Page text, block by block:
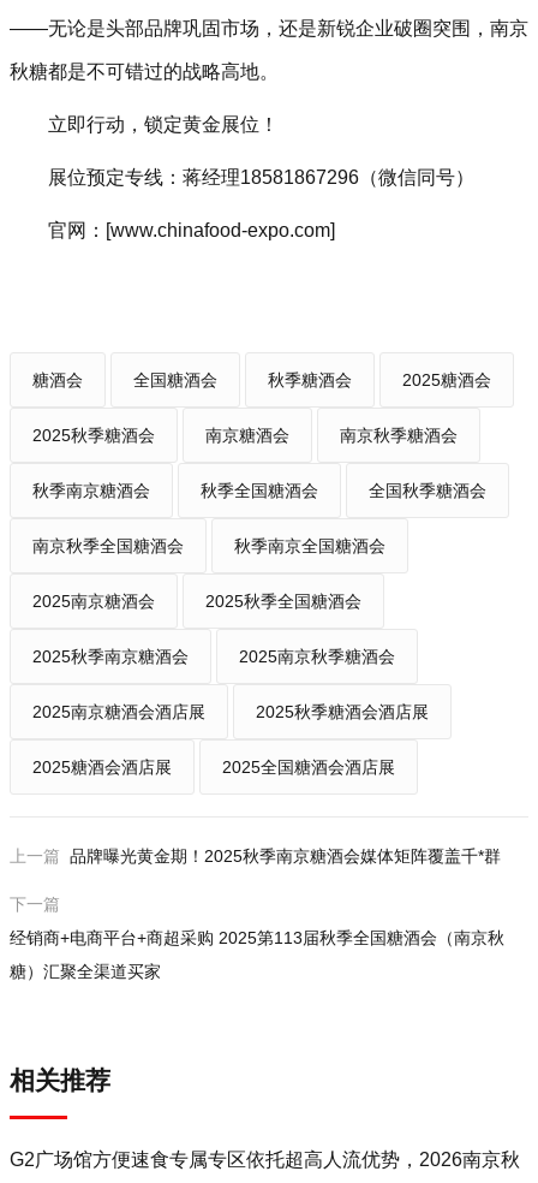
——无论是头部品牌巩固市场，还是新锐企业破圈突围，南京
秋糖都是不可错过的战略高地。
立即行动，锁定黄金展位！
展位预定专线：蒋经理18581867296（微信同号）
官网：[www.chinafood-expo.com]
糖酒会 全国糖酒会 秋季糖酒会 2025糖酒会
2025秋季糖酒会 南京糖酒会 南京秋季糖酒会
秋季南京糖酒会 秋季全国糖酒会 全国秋季糖酒会
南京秋季全国糖酒会 秋季南京全国糖酒会
2025南京糖酒会 2025秋季全国糖酒会
2025秋季南京糖酒会 2025南京秋季糖酒会
2025南京糖酒会酒店展 2025秋季糖酒会酒店展
2025糖酒会酒店展 2025全国糖酒会酒店展
上一篇 品牌曝光黄金期！2025秋季南京糖酒会媒体矩阵覆盖千*群
下一篇
经销商+电商平台+商超采购 2025第113届秋季全国糖酒会（南京秋
糖）汇聚全渠道买家
相关推荐
G2广场馆方便速食专属专区依托超高人流优势，2026南京秋